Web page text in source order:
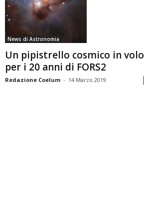
a
News di Astronomia
Un pipistrello cosmico in volo
per i 20 anni di FORS2
Redazione Coelum - 14 Marzo 2019